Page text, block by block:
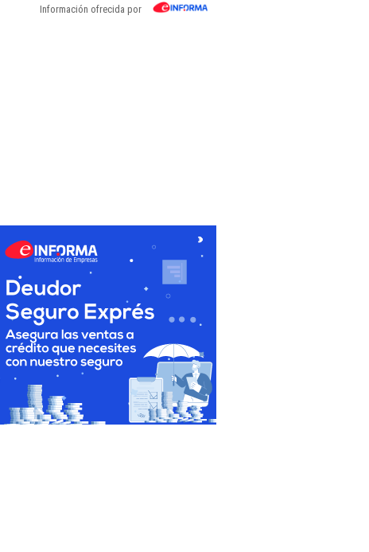
Información ofrecida por